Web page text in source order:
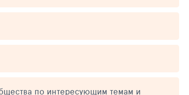
по интересующим темам и